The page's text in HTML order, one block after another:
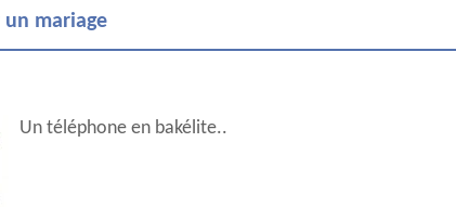
un mariage
Un téléphone en bakélite..